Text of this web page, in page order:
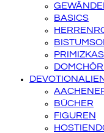
BASICS
BÜCHER
FIGUREN